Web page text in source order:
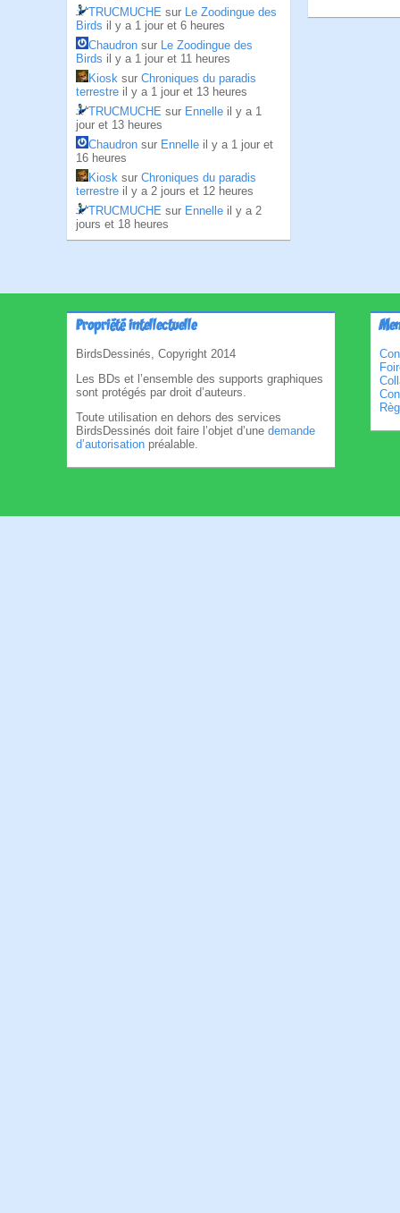
TRUCMUCHE sur Le Zoodingue des
Birds il y a 1 jour et 6 heures
Chaudron sur Le Zoodingue des
Birds il y a 1 jour et 11 heures
Kiosk sur Chroniques du paradis
terrestre il y a 1 jour et 13 heures
TRUCMUCHE sur Ennelle il y a 1
jour et 13 heures
Chaudron sur Ennelle il y a 1 jour et
16 heures
Kiosk sur Chroniques du paradis
terrestre il y a 2 jours et 12 heures
TRUCMUCHE sur Ennelle il y a 2
jours et 18 heures
Propriété intellectuelle
BirdsDessinés, Copyright 2014
Les BDs et l’ensemble des supports graphiques
sont protégés par droit d’auteurs.
Toute utilisation en dehors des services
BirdsDessinés doit faire l’objet d’une demande
d’autorisation préalable.